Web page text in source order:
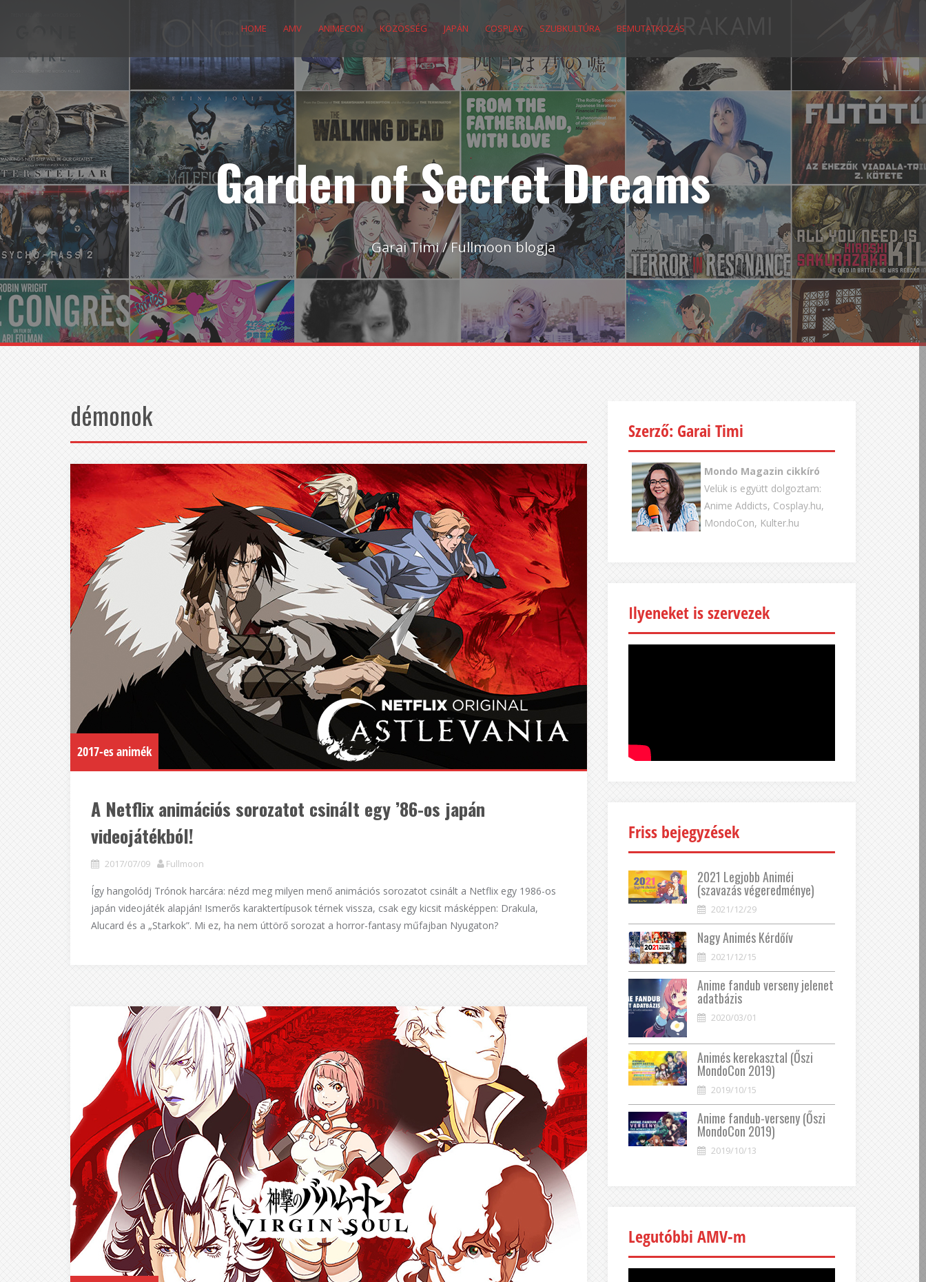
HOME AMV ANIMECON KÖZÖSSÉG JAPÁN COSPLAY SZUBKULTÚRA BEMUTATKOZÁS
Garden of Secret Dreams
Garai Timi / Fullmoon blogja
démonok
2017-es animék
A Netflix animációs sorozatot csinált egy ’86-os japán
videojátékból!
2017/07/09 Fullmoon
Így hangolódj Trónok harcára: nézd meg milyen menő animációs sorozatot csinált a Netflix egy 1986-os
japán videojáték alapján! Ismerős karaktertípusok térnek vissza, csak egy kicsit másképpen: Drakula,
Alucard és a „Starkok”. Mi ez, ha nem úttörő sorozat a horror-fantasy műfajban Nyugaton?
Szerző: Garai Timi
Mondo Magazin cikkíró
Velük is együtt dolgoztam:
Anime Addicts, Cosplay.hu,
MondoCon, Kulter.hu
Ilyeneket is szervezek
Friss bejegyzések
2021 Legjobb Animéi
(szavazás végeredménye)
2021/12/29
Nagy Animés Kérdőív
2021/12/15
Anime fandub verseny jelenet
adatbázis
2020/03/01
Animés kerekasztal (Őszi
MondoCon 2019)
2019/10/15
Anime fandub-verseny (Őszi
MondoCon 2019)
2019/10/13
Legutóbbi AMV-m